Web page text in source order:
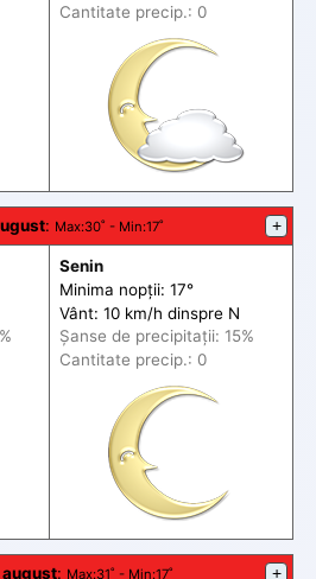
Cantitate precip.: 0
: Max:30˚ - Min:17˚ +
Senin
Minima nopții: 17°
Vânt: 10 km/h dinspre N
Șanse de precipitații: 15%
Cantitate precip.: 0
: Max:31˚ - Min:17˚ +